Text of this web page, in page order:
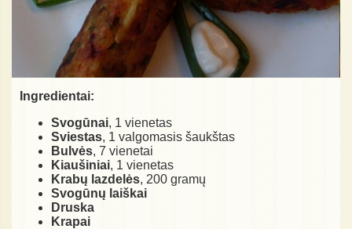
Ingredientai:
Svogūnai, 1 vienetas
Sviestas, 1 valgomasis šaukštas
Bulvės, 7 vienetai
Kiaušiniai, 1 vienetas
Krabų lazdelės, 200 gramų
Svogūnų laiškai
Druska
Krapai